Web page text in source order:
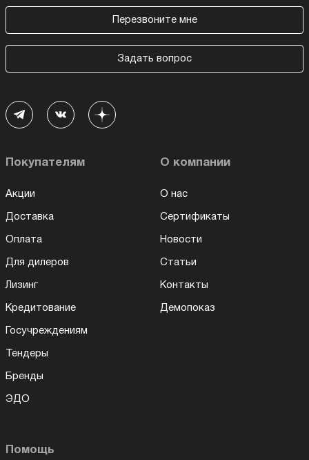
Перезвоните мне
Задать вопрос
Покупателям
Акции
Доставка
Оплата
Для дилеров
Лизинг
Кредитование
Госучреждениям
Тендеры
Бренды
ЭДО
О компании
О нас
Сертификаты
Новости
Статьи
Контакты
Демопоказ
Помощь